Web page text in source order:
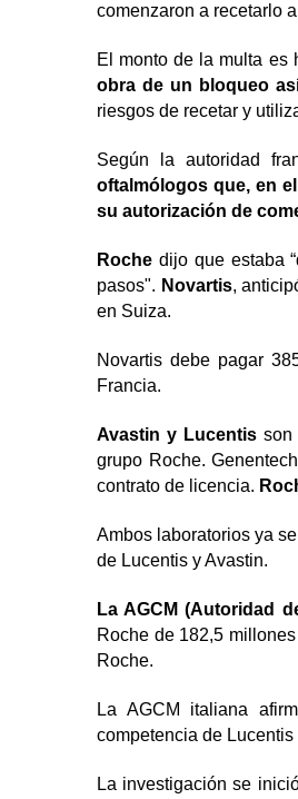
comenzaron a recetarlo
El monto de la multa es
obra de un bloqueo
riesgos de recetar y
Según la autoridad
oftalmólogos que, en
su autorización de
Roche dijo que estaba
pasos". Novartis,
en Suiza.
Novartis debe pagar
Francia.
Avastin y Lucentisson
grupo Roche.
contrato de licencia.
Ambos laboratorios ya
de Lucentis y Avastin.
La AGCM (Autoridad
Roche de 182,5
Roche.
La AGCM italiana
competencia de
La investigación se